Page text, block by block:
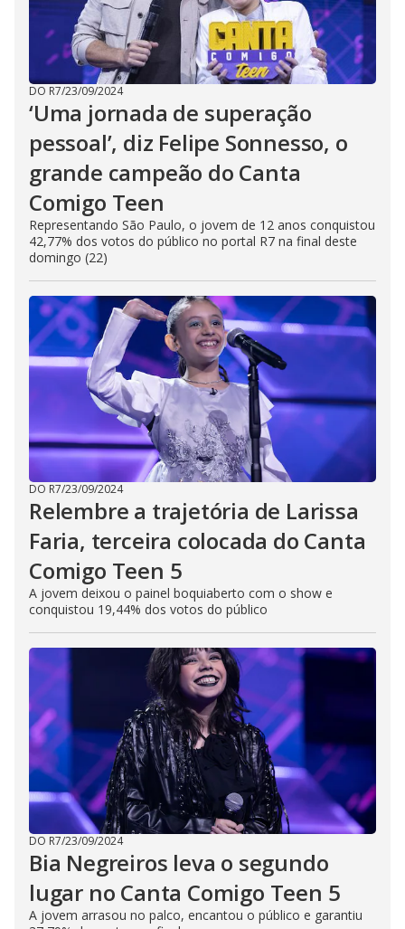
DO R7/23/09/2024
‘Uma jornada de superação
pessoal’, diz Felipe Sonnesso, o
grande campeão do Canta
Comigo Teen
Representando São Paulo, o jovem de 12 anos conquistou
42,77% dos votos do público no portal R7 na final deste
domingo (22)
DO R7/23/09/2024
Relembre a trajetória de Larissa
Faria, terceira colocada do Canta
Comigo Teen 5
A jovem deixou o painel boquiaberto com o show e
conquistou 19,44% dos votos do público
DO R7/23/09/2024
Bia Negreiros leva o segundo
lugar no Canta Comigo Teen 5
A jovem arrasou no palco, encantou o público e garantiu